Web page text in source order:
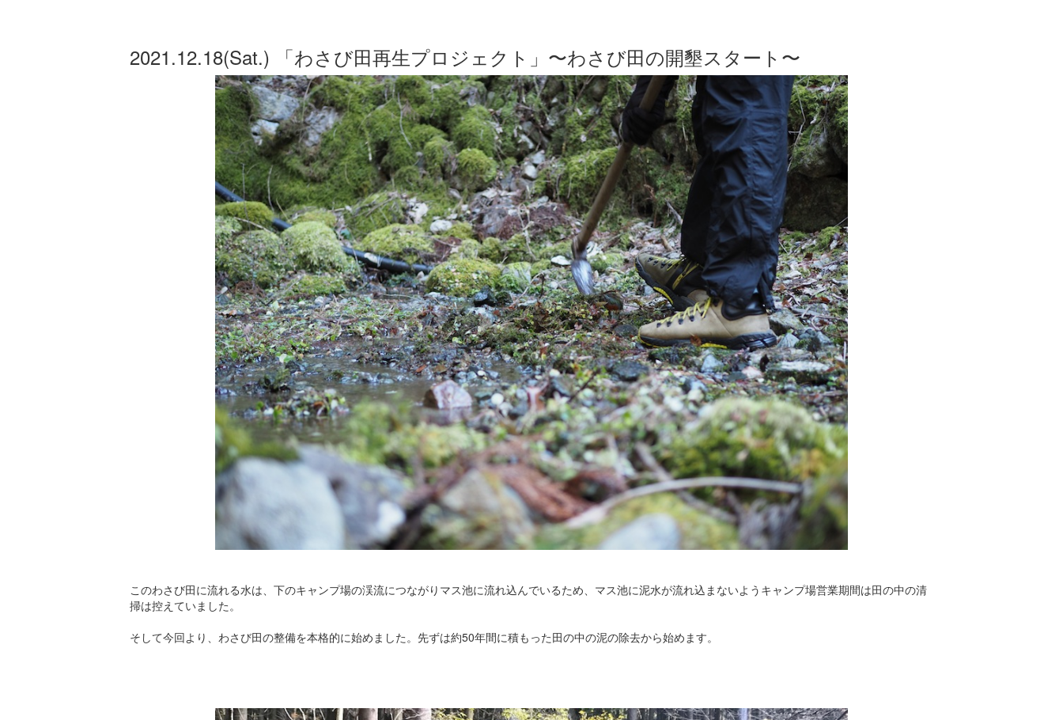
2021.12.18(Sat.) 「わさび田再生プロジェクト」〜わさび田の開墾スタート〜
このわさび田に流れる水は、下のキャンプ場の渓流につながりマス池に流れ込んでいるため、マス池に泥水が流れ込まないようキャンプ場営業期間は田の中の清
掃は控えていました。
そして今回より、わさび田の整備を本格的に始めました。先ずは約50年間に積もった田の中の泥の除去から始めます。